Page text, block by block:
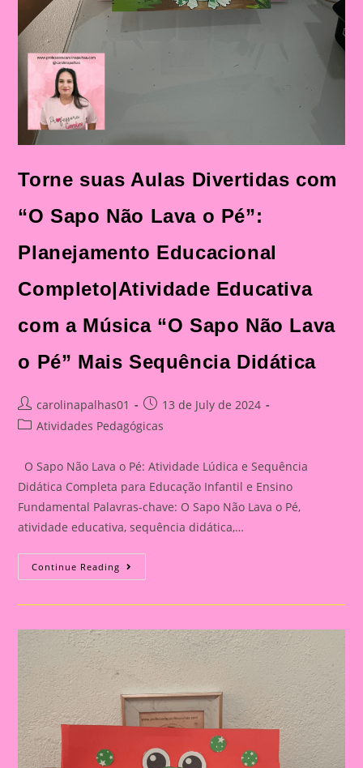
Torne suas Aulas Divertidas com
“O Sapo Não Lava o Pé”:
Planejamento Educacional
Completo|Atividade Educativa
com a Música “O Sapo Não Lava
o Pé” Mais Sequência Didática
Post
author:
carolinapalhas01
Post
published:
13 de July de 2024
PostAtividades Pedagógicas
O Sapo Não Lava o Pé: Atividade Lúdica e Sequência
Didática Completa para Educação Infantil e Ensino
Fundamental Palavras-chave: O Sapo Não Lava o Pé,
atividade educativa, sequência didática,…
Continue Reading Torne
Suas
Divertidas
Sapo
Não
Lava
O
Pé”:
Planejamento
Educacional
Completo|Atividade
Educativa
Música